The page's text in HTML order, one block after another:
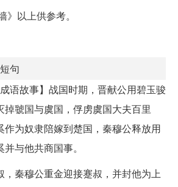
以上供参考。
句
语故事】战国时期，晋献公用碧玉骏
掉虢国与虞国，俘虏虞国大夫百里
作为奴隶陪嫁到楚国，秦穆公释放用
与他共商国事。
，秦穆公重金迎接蹇叔，并封他为上